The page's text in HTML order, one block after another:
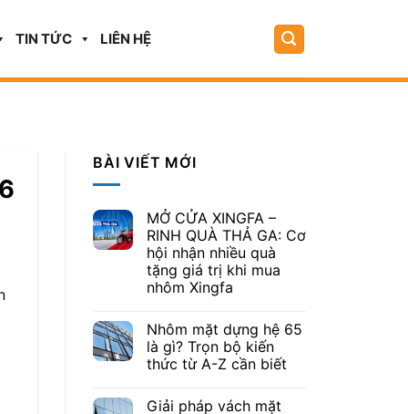
TIN TỨC LIÊN HỆ
BÀI VIẾT MỚI
MỞ CỬA XINGFA –
RINH QUÀ THẢ GA: Cơ
hội nhận nhiều quà
tặng giá trị khi mua
nhôm Xingfa
Nhôm mặt dựng hệ 65
là gì? Trọn bộ kiến
thức từ A-Z cần biết
Giải pháp vách mặt